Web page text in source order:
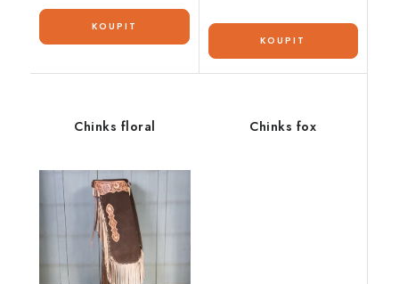
Chinks floral Chinks fox